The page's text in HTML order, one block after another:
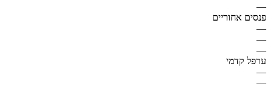
—
פנסים אחוריים
—
—
—
ערפל קדמי
—
—